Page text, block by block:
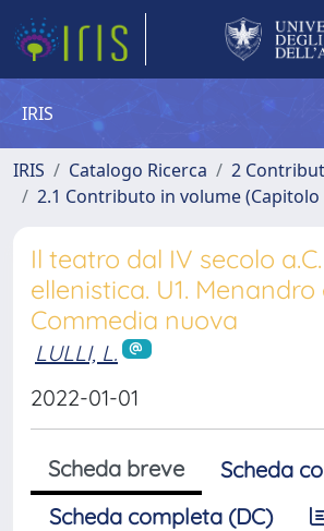
IRIS
IRIS Catalogo Ricerca
2
2.1 Contributo in volume (Capitolo
Il teatro dal IV secolo
ellenistica. U1. Menandro
Commedia nuova
LULLI, L.
2022-01-01
Scheda breve
Scheda
Scheda completa (DC)